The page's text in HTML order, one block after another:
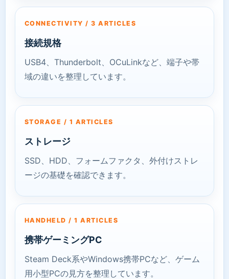
CONNECTIVITY / 3 ARTICLES
接続規格
USB4、Thunderbolt、OCuLinkなど、端子や帯
域の違いを整理しています。
STORAGE / 1 ARTICLES
ストレージ
SSD、HDD、フォームファクタ、外付けストレ
ージの基礎を確認できます。
HANDHELD / 1 ARTICLES
携帯ゲーミングPC
Steam Deck系やWindows携帯PCなど、ゲーム
用小型PCの見方を整理しています。